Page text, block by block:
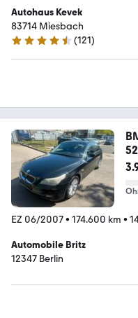
Autohaus Kevek
83714 Miesbach
4.5 Sterne
(121)
EZ 06/2007• 174.600 km •
Automobile Britz
12347 Berlin